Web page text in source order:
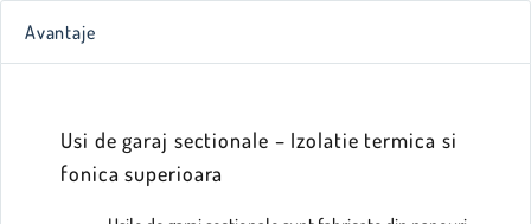
Avantaje
Usi de garaj sectionale – Izolatie termica si
fonica superioara